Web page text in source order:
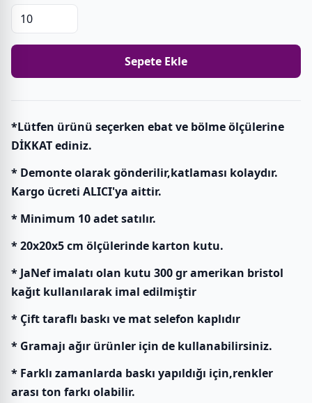
Sepete Ekle
*Lütfen ürünü seçerken ebat ve bölme ölçülerine
DİKKAT ediniz.
* Demonte olarak gönderilir,katlaması kolaydır.
Kargo ücreti ALICI'ya aittir.
* Minimum 10 adet satılır.
* 20x20x5 cm ölçülerinde karton kutu.
* JaNef imalatı olan kutu 300 gr amerikan bristol
kağıt kullanılarak imal edilmiştir
* Çift taraflı baskı ve mat selefon kaplıdır
* Gramajı ağır ürünler için de kullanabilirsiniz.
* Farklı zamanlarda baskı yapıldığı için,renkler
arası ton farkı olabilir.